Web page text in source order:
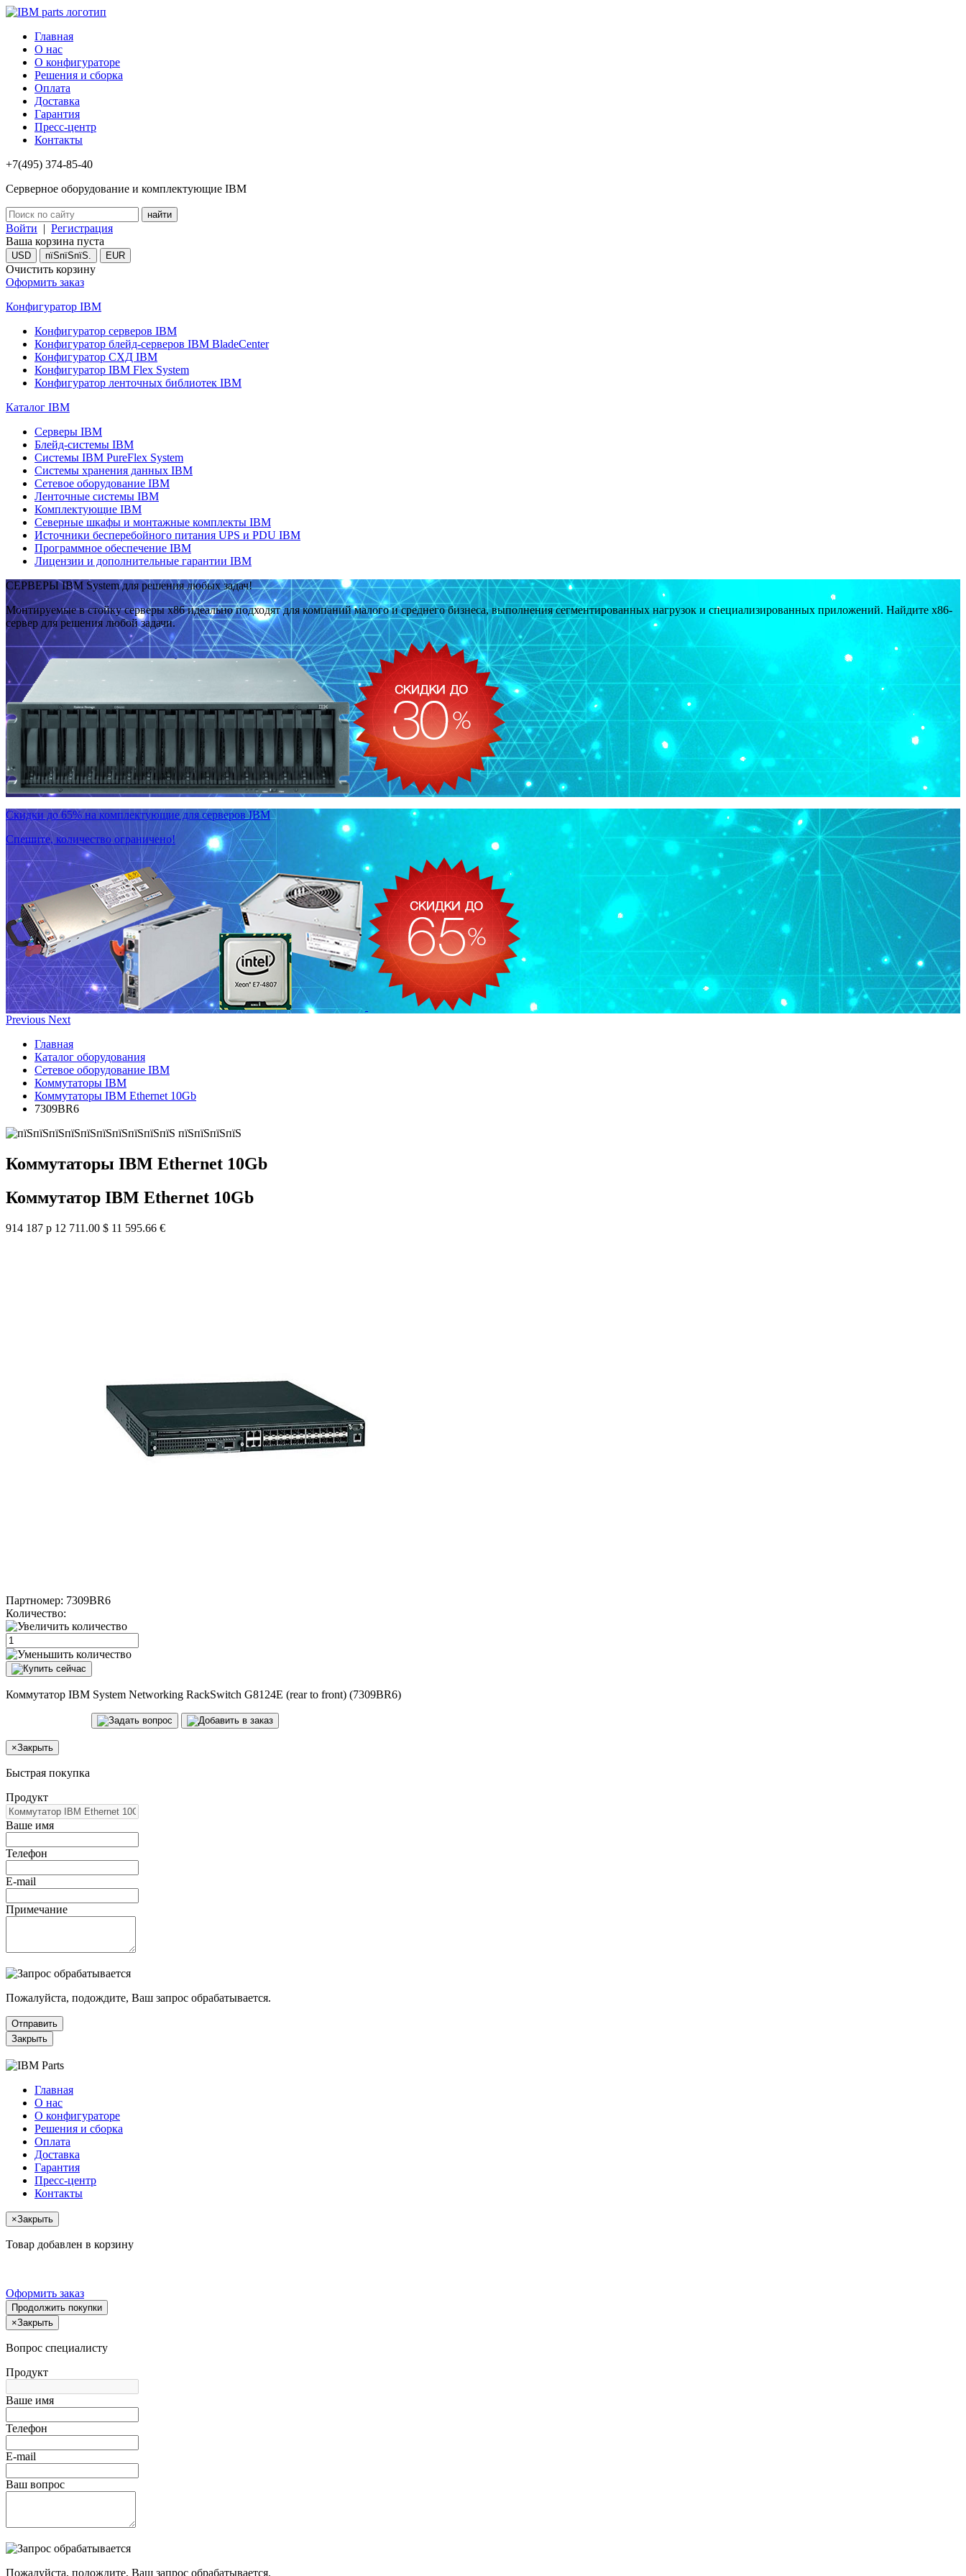
Главная
О нас
О конфигураторе
Решения и сборка
Оплата
Доставка
Гарантия
Пресс-центр
Контакты
+7(495) 374-85-40
Серверное оборудование и комплектующие IBM
Войти | Регистрация
Ваша корзина пуста
USD пїЅпїЅпїЅ. EUR
Очистить корзину
Оформить заказ
Конфигуратор IBM
Конфигуратор серверов IBM
Конфигуратор блейд-серверов IBM BladeCenter
Конфигуратор СХД IBM
Конфигуратор IBM Flex System
Конфигуратор ленточных библиотек IBM
Каталог IBM
Серверы IBM
Блейд-системы IBM
Системы IBM PureFlex System
Системы хранения данных IBM
Сетевое оборудование IBM
Ленточные системы IBM
Комплектующие IBM
Северные шкафы и монтажные комплекты IBM
Источники бесперебойного питания UPS и PDU IBM
Программное обеспечение IBM
Лицензии и дополнительные гарантии IBM
СЕРВЕРЫ IBM System для решения любых задач!
Монтируемые в стойку серверы x86 идеально подходят для компаний малого и среднего бизнеса, выполнения сегментированных нагрузок и специализированных приложений. Найдите x86-
сервер для решения любой задачи.
Скидки до 65% на комплектующие для серверов IBM
Спешите, количество ограничено!
Previous Next
Главная
Каталог оборудования
Сетевое оборудование IBM
Коммутаторы IBM
Коммутаторы IBM Ethernet 10Gb
7309BR6
Коммутаторы IBM Ethernet 10Gb
Коммутатор IBM Ethernet 10Gb
914 187 р 12 711.00 $ 11 595.66 €
Партномер: 7309BR6
Количество:
Коммутатор IBM System Networking RackSwitch G8124E (rear to front) (7309BR6)
×Закрыть
Быстрая покупка
Продукт
Ваше имя
Телефон
E-mail
Примечание
Пожалуйста, подождите, Ваш запрос обрабатывается.
Отправить
Закрыть
Главная
О нас
О конфигураторе
Решения и сборка
Оплата
Доставка
Гарантия
Пресс-центр
Контакты
×Закрыть
Товар добавлен в корзину
Оформить заказ
Продолжить покупки
×Закрыть
Вопрос специалисту
Продукт
Ваше имя
Телефон
E-mail
Ваш вопрос
Пожалуйста, подождите, Ваш запрос обрабатывается.